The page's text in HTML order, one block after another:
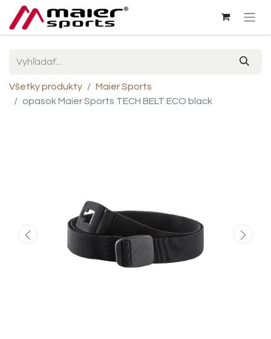
Všetky produkty
Maier Sports
opasok Maier Sports TECH BELT ECO black